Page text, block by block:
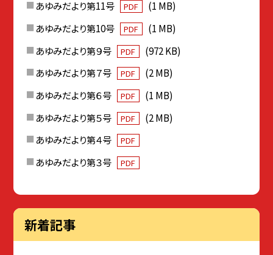
あゆみだより第11号 PDF
(1 MB)
あゆみだより第10号
PDF
(1 MB)
あゆみだより第９号
PDF
(972 KB)
あゆみだより第７号
PDF
(2 MB)
あゆみだより第６号
PDF
(1 MB)
あゆみだより第５号
PDF
(2 MB)
あゆみだより第４号
PDF
あゆみだより第３号 PDF
新着記事